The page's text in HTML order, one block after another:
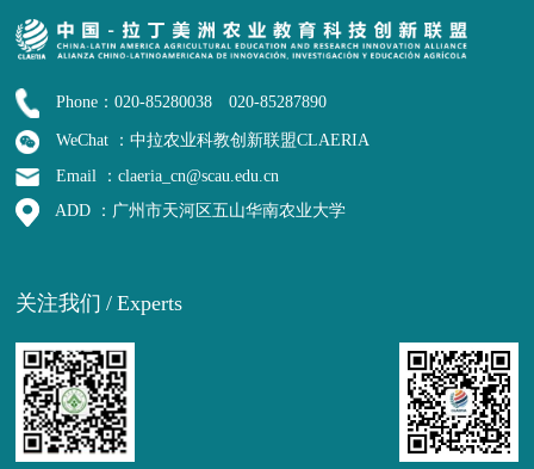
Phone：020-85280038 020-85287890
WeChat ：中拉农业科教创新联盟CLAERIA
Email ：claeria_cn@scau.edu.cn
ADD ：广州市天河区五山华南农业大学
关注我们 / Experts